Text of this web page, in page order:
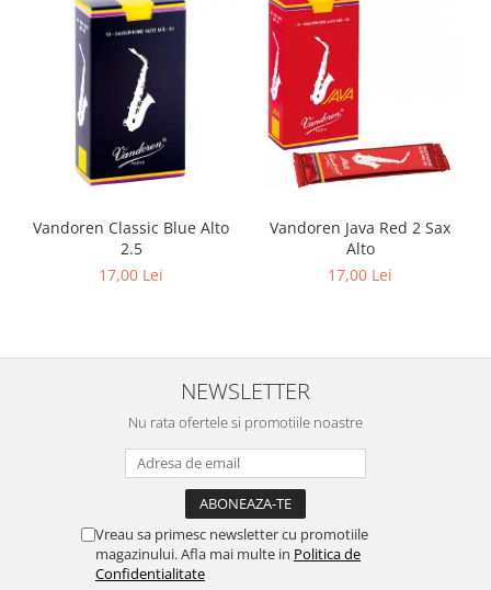
Vandoren Classic Blue Alto
2.5
17,00 Lei
Vandoren Java Red 2 Sax
Alto
17,00 Lei
NEWSLETTER
Nu rata ofertele si promotiile noastre
Vreau sa primesc newsletter cu promotiile
magazinului. Afla mai multe in Politica de
Confidentialitate